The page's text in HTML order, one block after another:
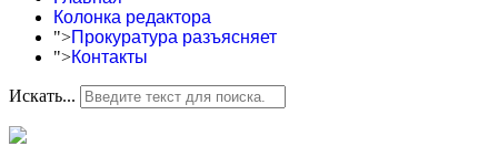
Колонка редактора
">Прокуратура разъясняет
">Контакты
Искать...